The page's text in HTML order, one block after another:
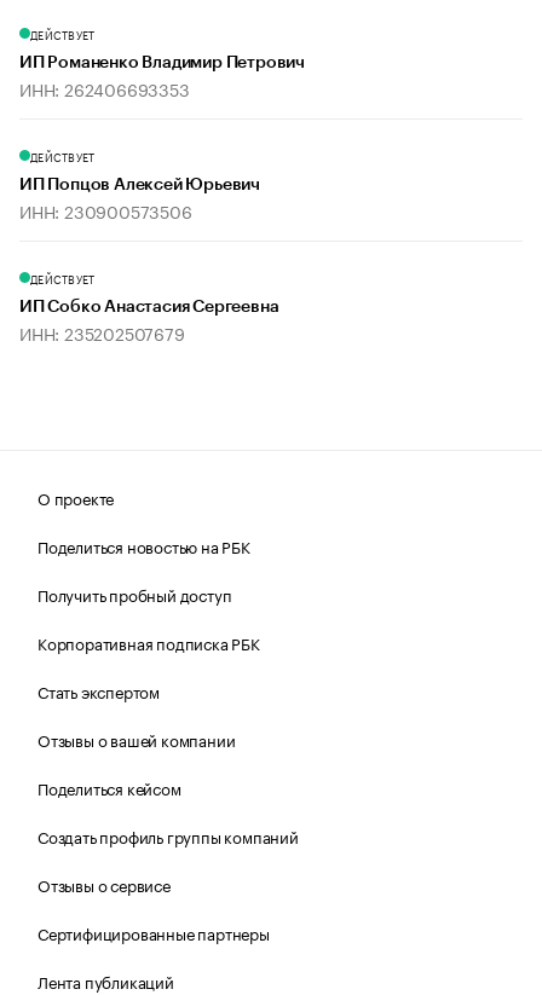
ДЕЙСТВУЕТ
ИП Романенко Владимир Петрович
ИНН: 262406693353
ДЕЙСТВУЕТ
ИП Попцов Алексей Юрьевич
ИНН: 230900573506
ДЕЙСТВУЕТ
ИП Собко Анастасия Сергеевна
ИНН: 235202507679
О проекте
Поделиться новостью на РБК
Получить пробный доступ
Корпоративная подписка РБК
Стать экспертом
Отзывы о вашей компании
Поделиться кейсом
Создать профиль группы компаний
Отзывы о сервисе
Сертифицированные партнеры
Лента публикаций